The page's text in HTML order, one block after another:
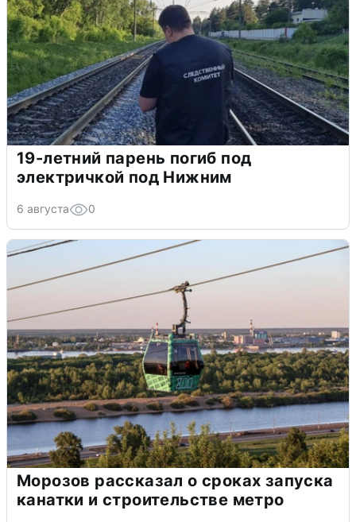
19-летний парень погиб под
электричкой под Нижним
6 августа 0
Морозов рассказал о сроках запуска
канатки и строительстве метро